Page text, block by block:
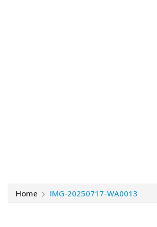
Home IMG-20250717-WA0013